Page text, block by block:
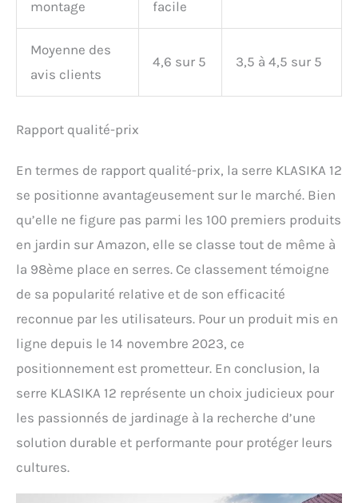
montage facile
Moyenne des
avis clients
4,6 sur 5 3,5 à 4,5 sur 5
Rapport qualité-prix
En termes de rapport qualité-prix, la serre KLASIKA 12
se positionne avantageusement sur le marché. Bien
qu’elle ne figure pas parmi les 100 premiers produits
en jardin sur Amazon, elle se classe tout de même à
la 98ème place en serres. Ce classement témoigne
de sa popularité relative et de son efficacité
reconnue par les utilisateurs. Pour un produit mis en
ligne depuis le 14 novembre 2023, ce
positionnement est prometteur. En conclusion, la
serre KLASIKA 12 représente un choix judicieux pour
les passionnés de jardinage à la recherche d’une
solution durable et performante pour protéger leurs
cultures.